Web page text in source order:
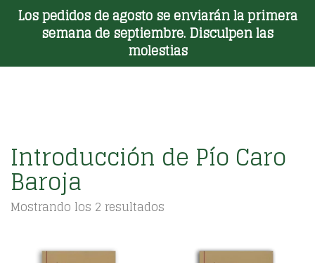
Los pedidos de agosto se enviarán la primera
semana de septiembre. Disculpen las
molestias
Toggle Menu
Introducción de Pío Caro
Baroja
Mostrando los 2 resultados